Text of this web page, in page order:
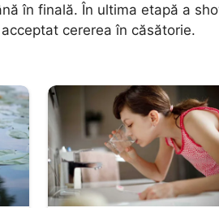
în finală. În ultima etapă a
cererea în căsătorie.